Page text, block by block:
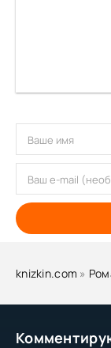
knizkin.com »